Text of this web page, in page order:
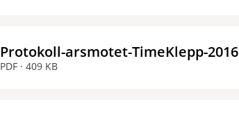
Protokoll-arsmotet-TimeKlepp-2016
PDF · 409 KB